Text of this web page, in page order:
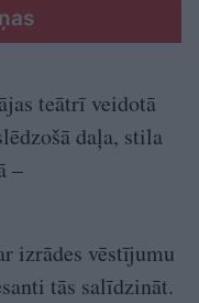
teātrī veidotā
daļa, stila
–
izrādes vēstījumu
tās salīdzināt.